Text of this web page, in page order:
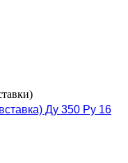
Ду 350 Ру 16